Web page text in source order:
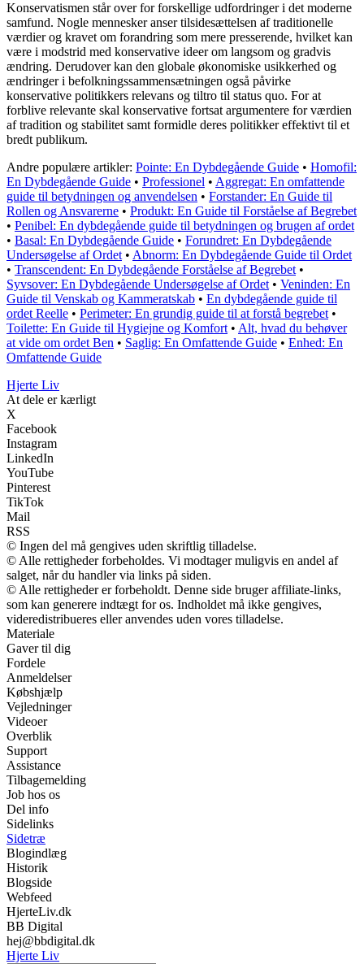
Konservatismen står over for forskellige udfordringer i det moderne
samfund. Nogle mennesker anser tilsidesættelsen af traditionelle
værdier og kravet om forandring som mere presserende, hvilket kan
være i modstrid med konservative ideer om langsom og gradvis
ændring. Derudover kan den globale økonomiske usikkerhed og
ændringer i befolkningssammensætningen også påvirke
konservative politikkers relevans og tiltro til status quo. For at
forblive relevante skal konservative fortsat argumentere for værdien
af tradition og stabilitet samt formidle deres politikker effektivt til et
bredt publikum.
Andre populære artikler: Pointe: En Dybdegående Guide • Homofil:
En Dybdegående Guide • Professionel • Aggregat: En omfattende
guide til betydningen og anvendelsen • Forstander: En Guide til
Rollen og Ansvarerne • Produkt: En Guide til Forståelse af Begrebet
• Penibel: En dybdegående guide til betydningen og brugen af ordet
• Basal: En Dybdegående Guide • Forundret: En Dybdegående
Undersøgelse af Ordet • Abnorm: En Dybdegående Guide til Ordet
• Transcendent: En Dybdegående Forståelse af Begrebet •
Syvsover: En Dybdegående Undersøgelse af Ordet • Veninden: En
Guide til Venskab og Kammeratskab • En dybdegående guide til
ordet Reelle • Perimeter: En grundig guide til at forstå begrebet •
Toilette: En Guide til Hygiejne og Komfort • Alt, hvad du behøver
at vide om ordet Ben • Saglig: En Omfattende Guide • Enhed: En
Omfattende Guide
Hjerte Liv
At dele er kærligt
X
Facebook
Instagram
LinkedIn
YouTube
Pinterest
TikTok
Mail
RSS
© Ingen del må gengives uden skriftlig tilladelse.
© Alle rettigheder forbeholdes. Vi modtager muligvis en andel af
salget, når du handler via links på siden.
© Alle rettigheder er forbeholdt. Denne side bruger affiliate-links,
som kan generere indtægt for os. Indholdet må ikke gengives,
videredistribueres eller anvendes uden vores tilladelse.
Materiale
Gaver til dig
Fordele
Anmeldelser
Købshjælp
Vejledninger
Videoer
Overblik
Support
Assistance
Tilbagemelding
Job hos os
Del info
Sidelinks
Sidetræ
Blogindlæg
Historik
Blogside
Webfeed
HjerteLiv.dk
BB Digital
hej@bbdigital.dk
Hjerte Liv